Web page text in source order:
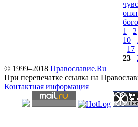
1
2
10
17
23
© 1999–2018 Православие.Ru
При перепечатке ссылка на
Контактная информация